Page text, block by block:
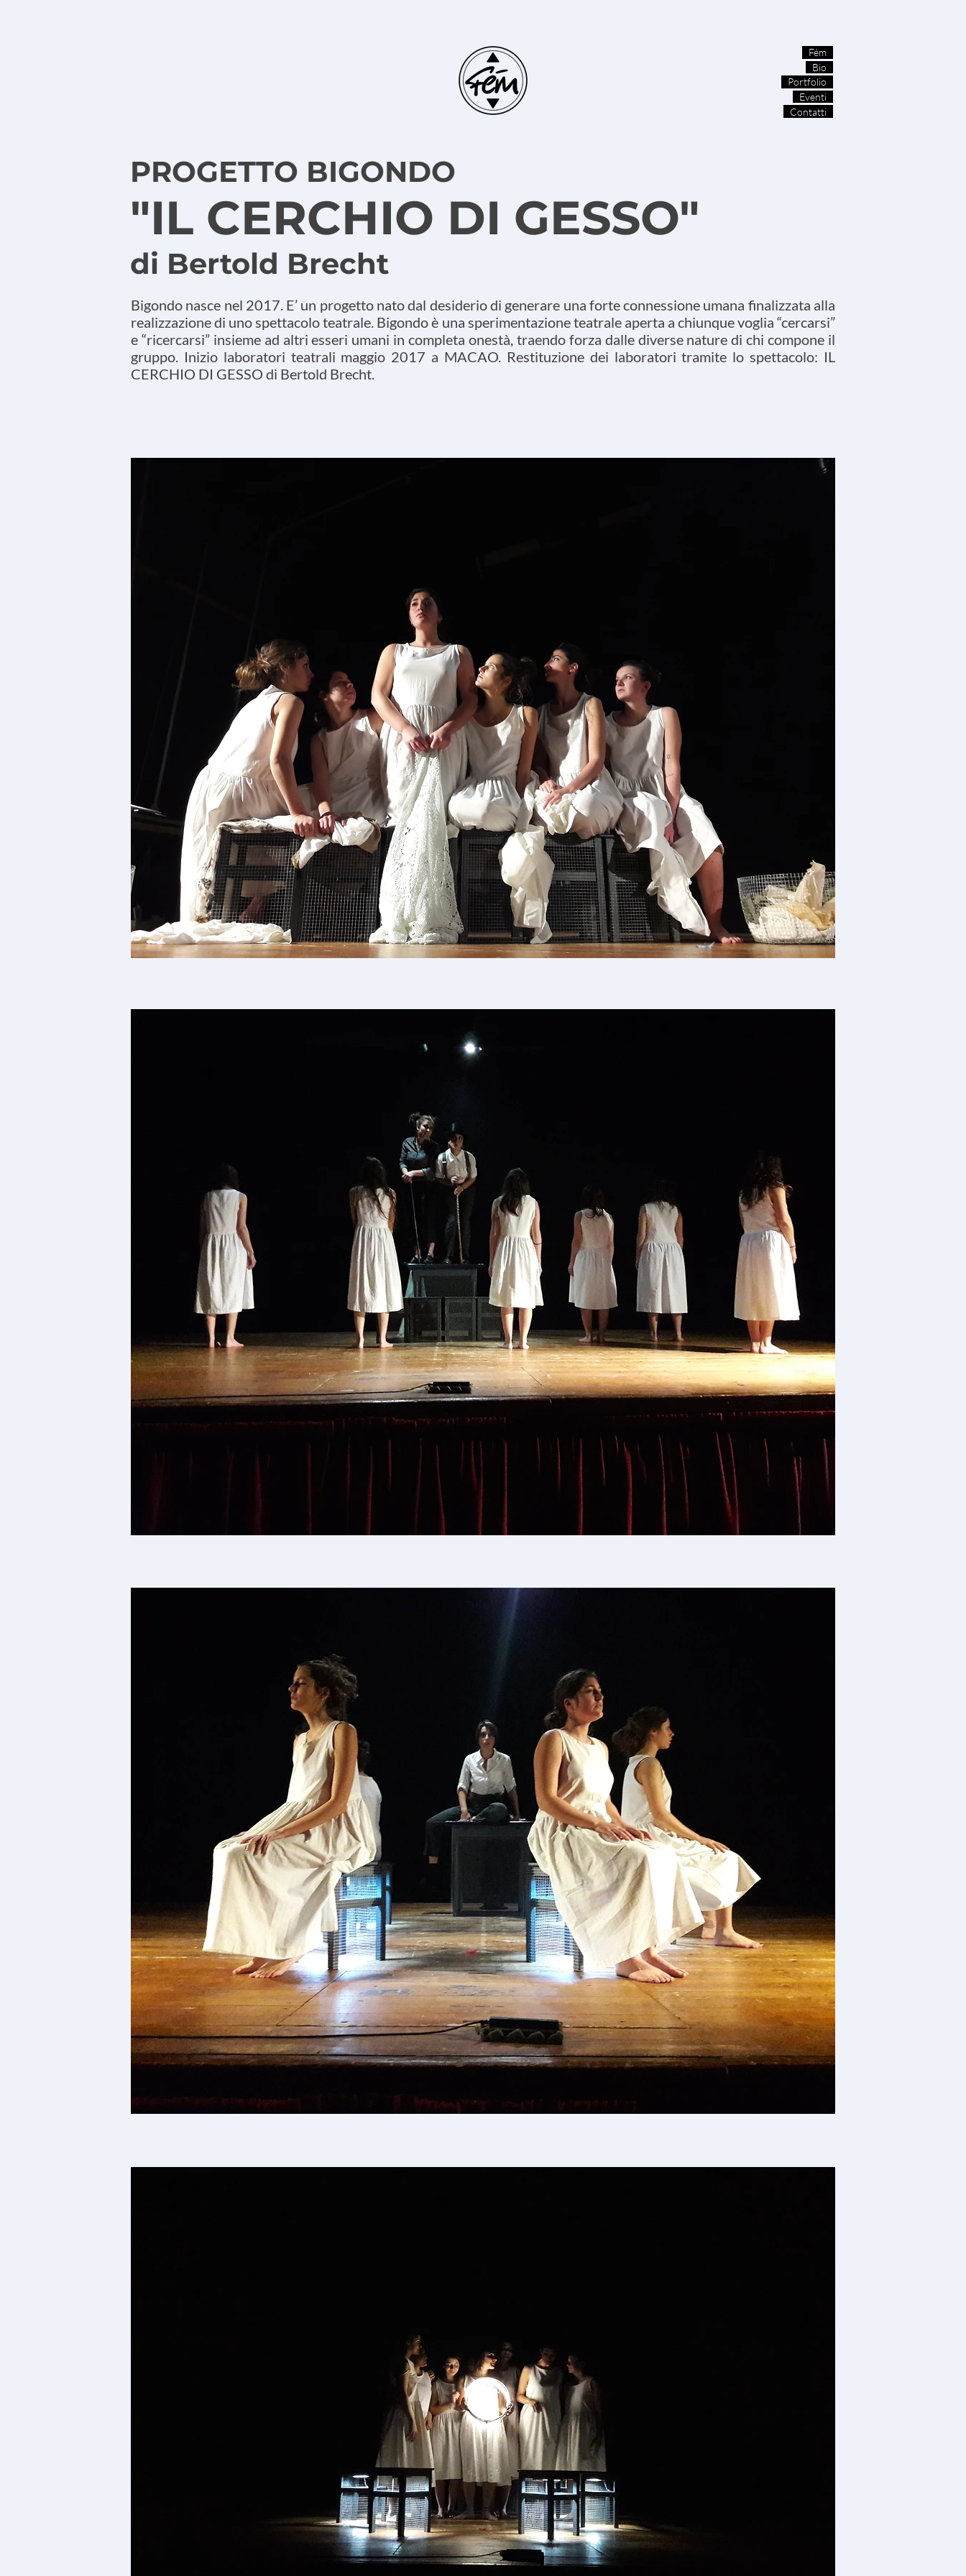
Fém
Bio
Portfolio
Eventi
Contatti
PROGETTO BIGONDO
"IL CERCHIO DI GESSO"
di Bertold Brecht
Bigondo nasce nel 2017. E’ un progetto nato dal desiderio di generare una forte connessione umana finalizzata alla
realizzazione di uno spettacolo teatrale. Bigondo è una sperimentazione teatrale aperta a chiunque voglia “cercarsi”
e “ricercarsi” insieme ad altri esseri umani in completa onestà, traendo forza dalle diverse nature di chi compone il
gruppo. Inizio laboratori teatrali maggio 2017 a MACAO. Restituzione dei laboratori tramite lo spettacolo: IL
CERCHIO DI GESSO di Bertold Brecht.